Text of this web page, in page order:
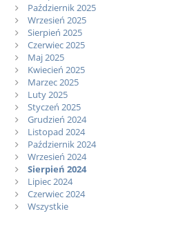
Październik 2025
Wrzesień 2025
Sierpień 2025
Czerwiec 2025
Maj 2025
Kwiecień 2025
Marzec 2025
Luty 2025
Styczeń 2025
Grudzień 2024
Listopad 2024
Październik 2024
Wrzesień 2024
Sierpień 2024
Lipiec 2024
Czerwiec 2024
Wszystkie